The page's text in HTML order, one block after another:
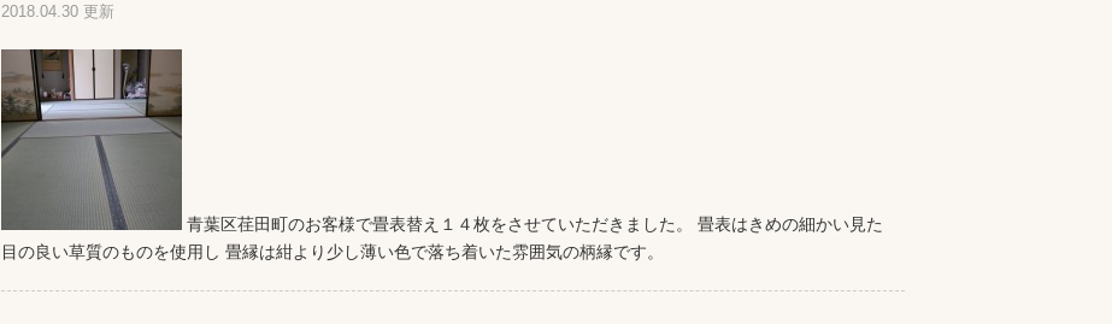
2018.04.30 更新
青葉区荏田町のお客様で畳表替え１４枚をさせていただきました。 畳表はきめの細かい見た
目の良い草質のものを使用し 畳縁は紺より少し薄い色で落ち着いた雰囲気の柄縁です。